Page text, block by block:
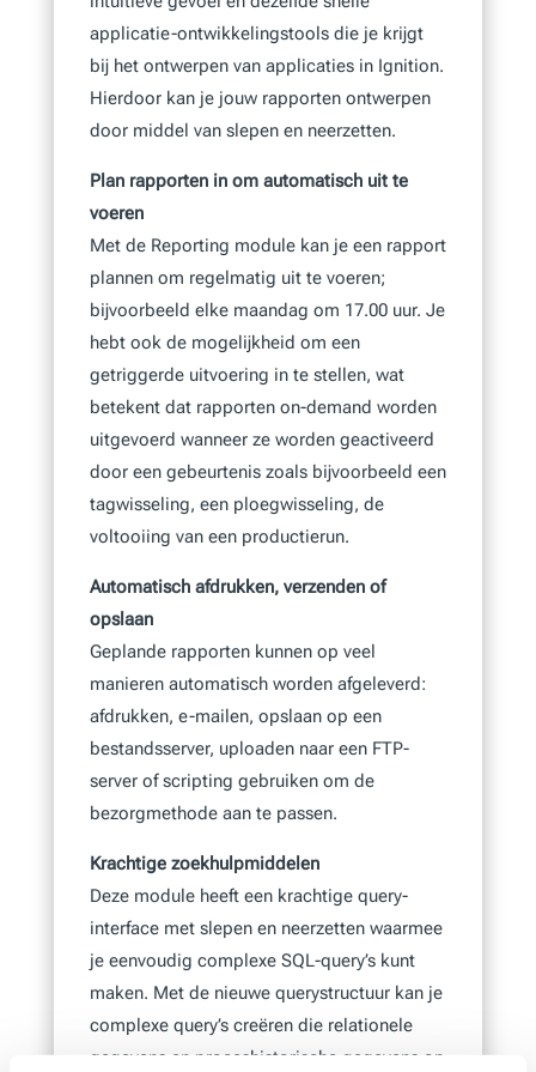
applicatie-ontwikkelingstools die je krijgt
bij het ontwerpen van applicaties in Ignition.
Hierdoor kan je jouw rapporten ontwerpen
door middel van slepen en neerzetten.
Plan rapporten in om automatisch uit te
voeren
Met de Reporting module kan je een rapport
plannen om regelmatig uit te voeren;
bijvoorbeeld elke maandag om 17.00 uur. Je
hebt ook de mogelijkheid om een
getriggerde uitvoering in te stellen, wat
betekent dat rapporten on-demand worden
uitgevoerd wanneer ze worden geactiveerd
door een gebeurtenis zoals bijvoorbeeld een
tagwisseling, een ploegwisseling, de
voltooiing van een productierun.
Automatisch afdrukken, verzenden of
opslaan
Geplande rapporten kunnen op veel
manieren automatisch worden afgeleverd:
afdrukken, e-mailen, opslaan op een
bestandsserver, uploaden naar een FTP-
server of scripting gebruiken om de
bezorgmethode aan te passen.
Krachtige zoekhulpmiddelen
Deze module heeft een krachtige query-
interface met slepen en neerzetten waarmee
je eenvoudig complexe SQL-query’s kunt
maken. Met de nieuwe querystructuur kan je
complexe query’s creëren die relationele
gegevens en proceshistorische gegevens op